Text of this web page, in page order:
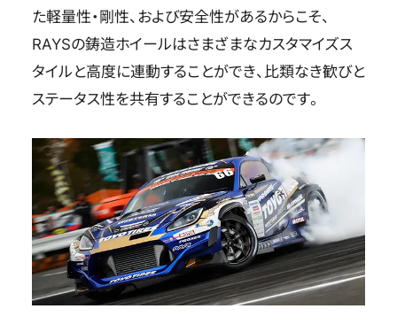
た軽量性・剛性、および安全性があるからこそ、
RAYSの鋳造ホイールはさまざまなカスタマイズス
タイルと高度に連動することができ、比類なき歓びと
ステータス性を共有することができるのです。